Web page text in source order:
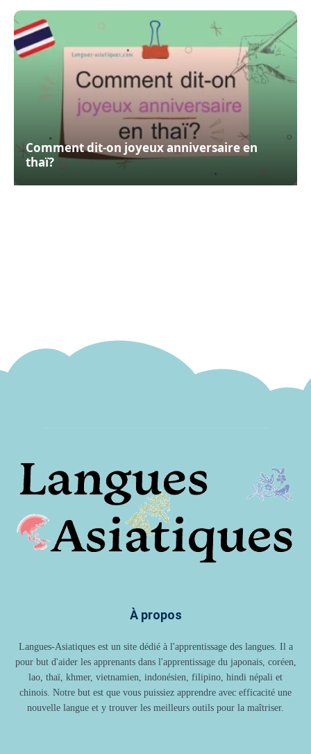
Comment dit-on joyeux anniversaire en
thaï?
À propos
Langues-Asiatiques est un site dédié à l'apprentissage des langues. Il a
pour but d'aider les apprenants dans l'apprentissage du japonais, coréen,
lao, thaï, khmer, vietnamien, indonésien, filipino, hindi népali et
chinois. Notre but est que vous puissiez apprendre avec efficacité une
nouvelle langue et y trouver les meilleurs outils pour la maîtriser.